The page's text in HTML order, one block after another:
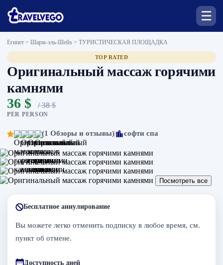
☰
Египет > Шарм-эль-Шейх > ТУРИСТИЧЕСКАЯ ПЛОЩАДКА
TOP RATED
Оригинальный массаж горячими
камнями
36 $
/ 38 $
PER PERSON
(1 Обзоры и отзывы) софти спа
Посмотреть все
Бесплатное аннулирование
Вы можете легко отменить подписку в любое время, см.
пункт об отмене.
Доступность дней